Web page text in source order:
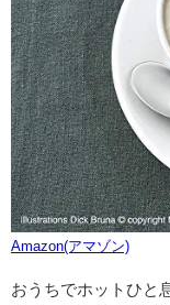
Amazon(アマゾン)
おうちでホットひと